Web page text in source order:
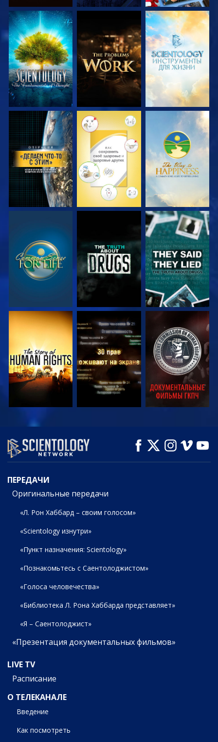
СМОТРЕТЬ
ПЕРЕДАЧИ
СМОТРЕТЬ
ПЕРЕДАЧИ
СМОТРЕТЬ
ПЕРЕДАЧИ
СМОТРЕТЬ СМОТРЕТЬ СМОТРЕТЬ
СМОТРЕТЬ СМОТРЕТЬ СМОТРЕТЬ
СМОТРЕТЬ СМОТРЕТЬ СМОТРЕТЬ
СМОТРЕТЬ СМОТРЕТЬ
СМОТРЕТЬ
ПЕРЕДАЧИ
ПЕРЕДАЧИ
Оригинальные передачи
«Л. Рон Хаббард – своим голосом»
«Scientology изнутри»
«Пункт назначения: Scientology»
«Познакомьтесь с Саентолоджистом»
«Голоса человечества»
«Библиотека Л. Рона Хаббарда представляет»
«Я – Саентолоджист»
«Презентация документальных фильмов»
LIVE TV
Расписание
О ТЕЛЕКАНАЛЕ
Введение
Как посмотреть